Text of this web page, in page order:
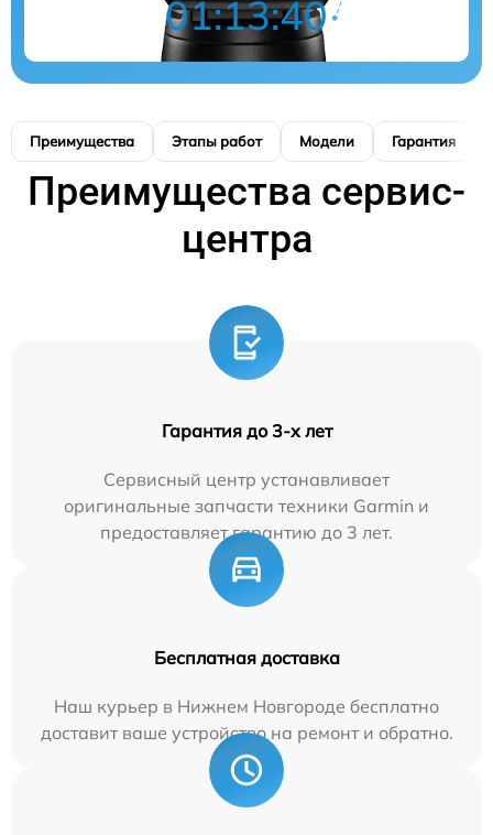
01:13:40
Преимущества Этапы работ Модели Гарантия
Преимущества сервис-
центра
Гарантия до 3-х лет
Сервисный центр устанавливает
оригинальные запчасти техники Garmin и
предоставляет гарантию до 3 лет.
Бесплатная доставка
Наш курьер в Нижнем Новгороде бесплатно
доставит ваше устройство на ремонт и обратно.